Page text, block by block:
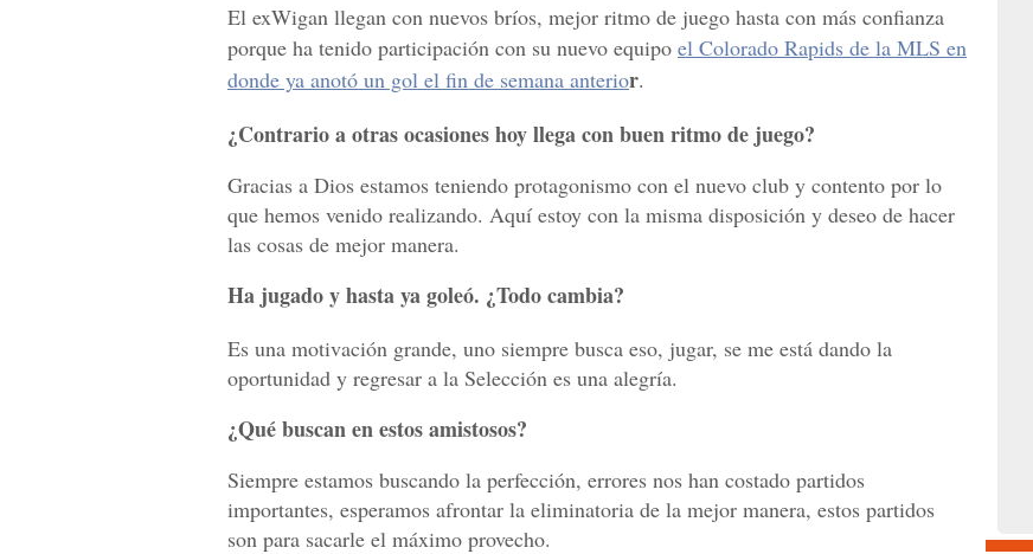
El exWigan llegan con nuevos bríos, mejor ritmo de juego hasta con más confianza
porque ha tenido participación con su nuevo equipo el Colorado Rapids de la MLS en
donde ya anotó un gol el fin de semana anterior.
¿Contrario a otras ocasiones hoy llega con buen ritmo de juego?
Gracias a Dios estamos teniendo protagonismo con el nuevo club y contento por lo
que hemos venido realizando. Aquí estoy con la misma disposición y deseo de hacer
las cosas de mejor manera.
Ha jugado y hasta ya goleó. ¿Todo cambia?
Es una motivación grande, uno siempre busca eso, jugar, se me está dando la
oportunidad y regresar a la Selección es una alegría.
¿Qué buscan en estos amistosos?
Siempre estamos buscando la perfección, errores nos han costado partidos
importantes, esperamos afrontar la eliminatoria de la mejor manera, estos partidos
son para sacarle el máximo provecho.